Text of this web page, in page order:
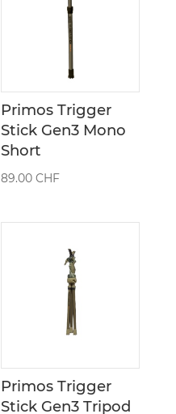
Primos Trigger
Stick Gen3 Mono
Short
89.00CHF
Primos Trigger
Stick Gen3 Tripod